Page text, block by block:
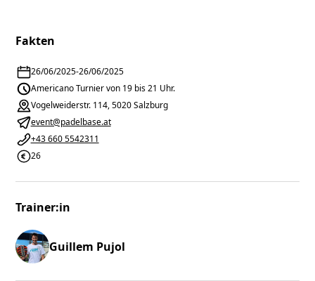
Fakten
26/06/2025-26/06/2025
Americano Turnier von 19 bis 21 Uhr.
Vogelweiderstr. 114, 5020 Salzburg
event@padelbase.at
+43 660 5542311
26
Trainer:in
Guillem Pujol